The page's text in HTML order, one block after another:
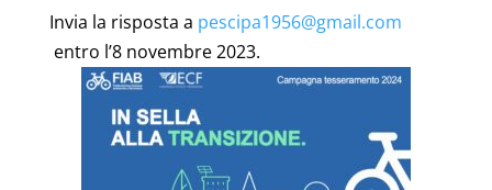
Invia la risposta a pescipa1956@gmail.com
entro l’8 novembre 2023.